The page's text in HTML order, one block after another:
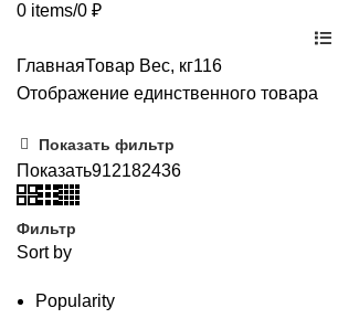
0 items/0 ₽
ГлавнаяТовар Вес, кг116
Отображение единственного товара
Показать фильтр
Показать912182436
Фильтр
Sort by
Popularity